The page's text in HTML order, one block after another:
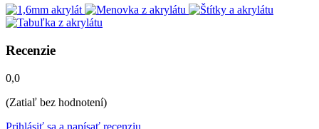
Recenzie
0,0
(Zatiaľ bez hodnotení)
Prihlásiť sa a napísať recenziu